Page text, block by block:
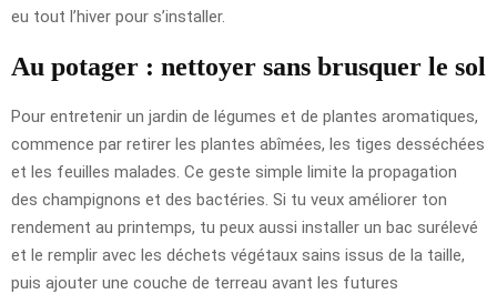
eu tout l’hiver pour s’installer.
Au potager : nettoyer sans brusquer le sol
Pour entretenir un jardin de légumes et de plantes aromatiques,
commence par retirer les plantes abîmées, les tiges desséchées
et les feuilles malades. Ce geste simple limite la propagation
des champignons et des bactéries. Si tu veux améliorer ton
rendement au printemps, tu peux aussi installer un bac surélevé
et le remplir avec les déchets végétaux sains issus de la taille,
puis ajouter une couche de terreau avant les futures